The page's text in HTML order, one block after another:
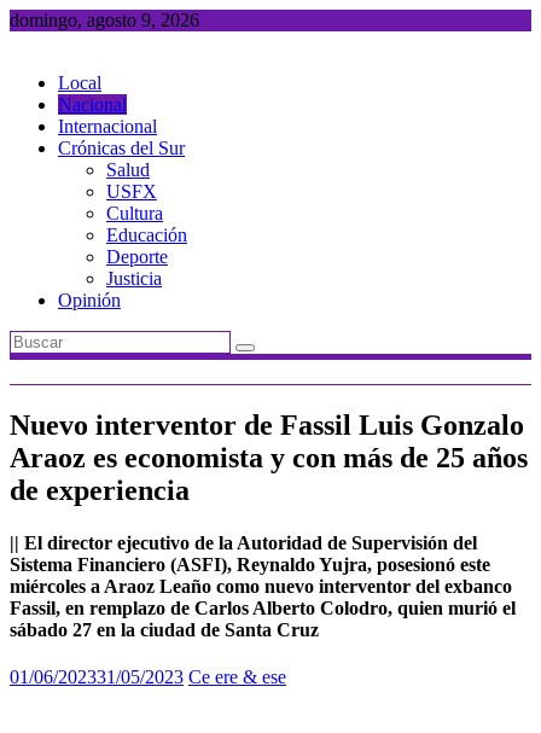
Saltar
domingo, agosto 9, 2026
Local
Nacional
Internacional
Crónicas del Sur
Salud
USFX
Cultura
Educación
Deporte
Justicia
Opinión
Nuevo interventor de Fassil Luis Gonzalo
Araoz es economista y con más de 25 años
de experiencia
|| El director ejecutivo de la Autoridad de Supervisión del
Sistema Financiero (ASFI), Reynaldo Yujra, posesionó este
miércoles a Araoz Leaño como nuevo interventor del exbanco
Fassil, en remplazo de Carlos Alberto Colodro, quien murió el
sábado 27 en la ciudad de Santa Cruz
01/06/202331/05/2023 Ce ere & ese